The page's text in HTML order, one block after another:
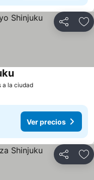
Compartir
a la ciudad
Ver precios
Compartir